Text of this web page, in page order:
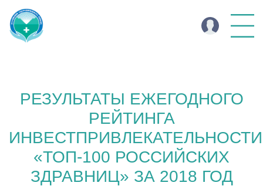
РЕЗУЛЬТАТЫ ЕЖЕГОДНОГО
РЕЙТИНГА
ИНВЕСТПРИВЛЕКАТЕЛЬНОСТИ
«ТОП-100 РОССИЙСКИХ
ЗДРАВНИЦ» ЗА 2018 ГОД